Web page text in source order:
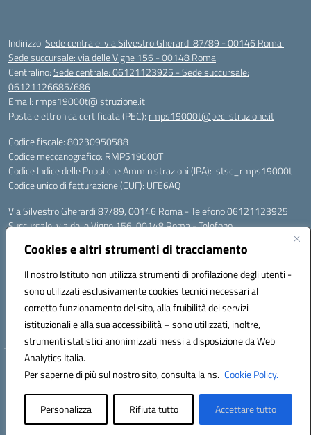
Cookies e altri strumenti di tracciamento
Il nostro Istituto non utilizza strumenti di profilazione degli utenti -
sono utilizzati esclusivamente cookies tecnici necessari al
corretto funzionamento del sito, alla fruibilità dei servizi
istituzionali e alla sua accessibilità – sono utilizzati, inoltre,
strumenti statistici anonimizzati messi a disposizione da Web
Analytics Italia.
Per saperne di più sul nostro sito, consulta la ns. Cookie Policy.
Personalizza Rifiuta tutto Accettare tutto
Indirizzo:Sede centrale: via Silvestro Gherardi 87/89 - 00146 Roma.
Sede succursale: via delle Vigne 156 - 00148 Roma
Centralino:Sede centrale: 06121123925 - Sede succursale:
06121126685/686
Email: rmps19000t@istruzione.it
Posta elettronica certificata (PEC): rmps19000t@pec.istruzione.it
Codice fiscale: 80230950588
Codice meccanografico: RMPS19000T
Codice Indice delle Pubbliche Amministrazioni (IPA): istsc_rmps19000t
Codice unico di fatturazione (CUF): UFE6AQ
Via Silvestro Gherardi 87/89, 00146 Roma - Telefono 06121123925
Succursale: via delle Vigne 156, 00148 Roma - Telefono
Mail: rmps19000t@istruzione.it - PEC: rmps19000t@pec.istruzione.it
Per contatti con il Dirigente Scolastico, utilizzare esclusivamente
Codice univoco ufficio: UFE6AQ
Codice meccanografico: RMPS19000T
Codice fiscale: 80230950588
Hosting & Powered by 3D Solution S.r.l.
Concept & Design by Designers Italia